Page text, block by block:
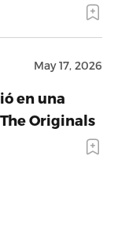
May 17, 2026
en una
Originals